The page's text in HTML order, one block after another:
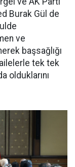
Burak Gül de
ve
başsağlığı
tek tek
olduklarını